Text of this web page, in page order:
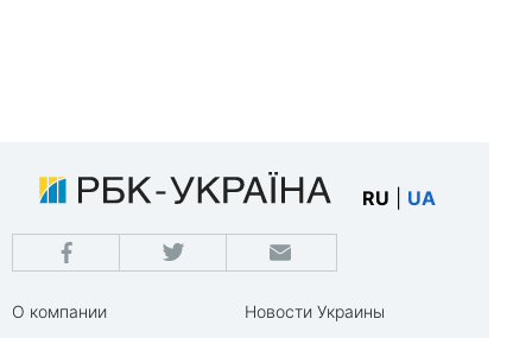
RU UA
О компании
Новости Украины